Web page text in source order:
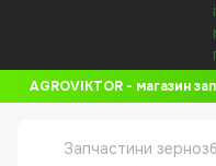
AGROVIKTOR - магазин
Запчастини